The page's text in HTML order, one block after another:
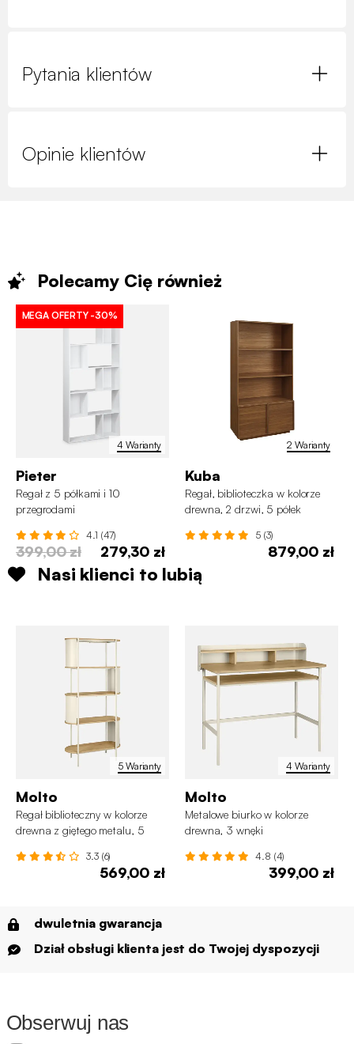
Pytania klientów
Opinie klientów
Polecamy Cię również
4 Warianty
MEGA OFERTY -30%
Pieter
Regał z 5 półkami i 10
przegrodami
4.1 (47)
399,00 zł 279,30 zł
2 Warianty
Kuba
Regał, biblioteczka w kolorze
drewna, 2 drzwi, 5 półek
5 (3)
879,00 zł
Nasi klienci to lubią
5 Warianty
Molto
Regał biblioteczny w kolorze
drewna z giętego metalu, 5
3.3 (6)
569,00 zł
4 Warianty
Molto
Metalowe biurko w kolorze
drewna, 3 wnęki
4.8 (4)
399,00 zł
dwuletnia gwarancja
Dział obsługi klienta jest do Twojej dyspozycji
Obserwuj nas